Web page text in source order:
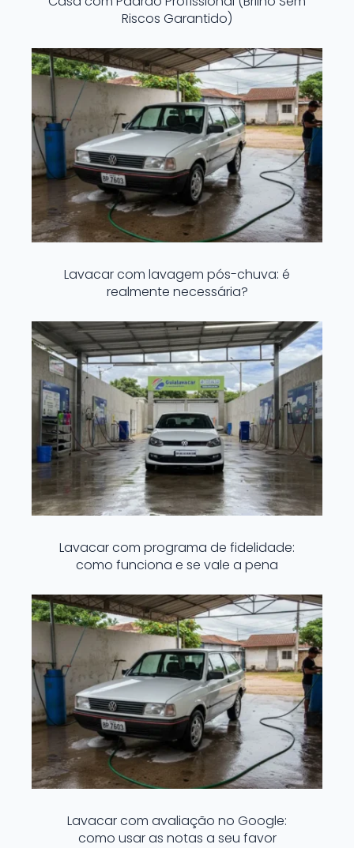
Riscos Garantido)
Lavacar com lavagem pós-chuva: é
realmente necessária?
Lavacar com programa de fidelidade:
como funciona e se vale a pena
Lavacar com avaliação no Google:
como usar as notas a seu favor